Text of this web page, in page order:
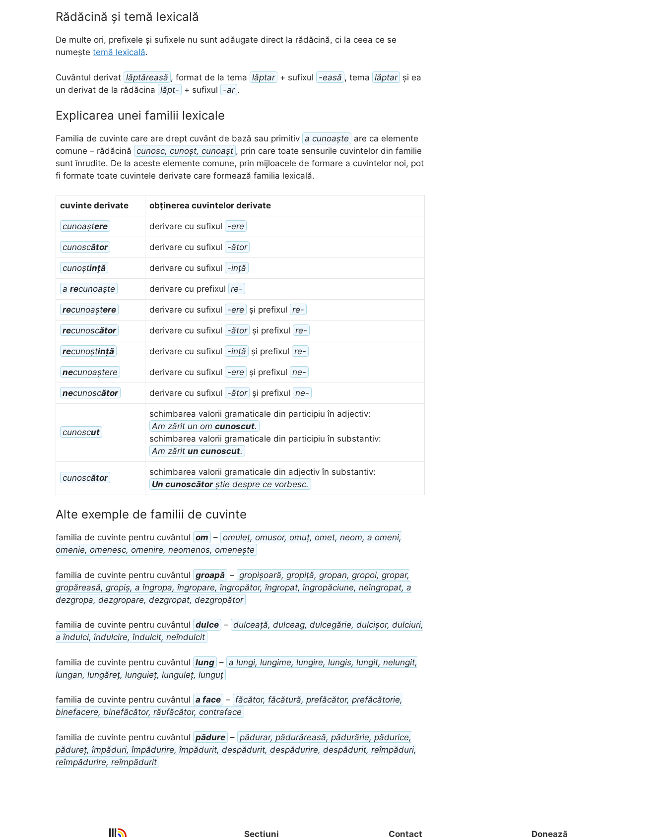
Rădăcină și temă lexicală
De multe ori, prefixele și sufixele nu sunt adăugate direct la rădăcină, ci la ceea ce se
numește temă lexicală.
Cuvântul derivat lăptăreasă , format de la tema lăptar + sufixul -easă , tema lăptar și ea
un derivat de la rădăcina lăpt- + sufixul -ar .
Explicarea unei familii lexicale
Familia de cuvinte care are drept cuvânt de bază sau primitiv a cunoaște are ca elemente
comune – rădăcină cunosc, cunoșt, cunoașt , prin care toate sensurile cuvintelor din familie
sunt înrudite. De la aceste elemente comune, prin mijloacele de formare a cuvintelor noi, pot
fi formate toate cuvintele derivate care formează familia lexicală.
cuvinte derivate obținerea cuvintelor derivate
cunoaștere derivare cu sufixul -ere
cunoscător derivare cu sufixul -ător
cunoștință derivare cu sufixul -ință
a recunoaște derivare cu prefixul re-
recunoaștere derivare cu sufixul -ere și prefixul re-
recunoscător derivare cu sufixul -ător și prefixul re-
recunoștință derivare cu sufixul -ință și prefixul re-
necunoaștere derivare cu sufixul -ere și prefixul ne-
necunoscător derivare cu sufixul -ător și prefixul ne-
cunoscut
schimbarea valorii gramaticale din participiu în adjectiv:
Am zărit un om cunoscut.
schimbarea valorii gramaticale din participiu în substantiv:
Am zărit un cunoscut.
cunoscător
schimbarea valorii gramaticale din adjectiv în substantiv:
Un cunoscătorștie despre ce vorbesc.
Alte exemple de familii de cuvinte
familia de cuvinte pentru cuvântul om – omuleț, omusor, omuț, omet, neom, a omeni,
omenie, omenesc, omenire, neomenos, omenește
familia de cuvinte pentru cuvântul groapă – gropișoară, gropiță, gropan, gropoi, gropar,
gropăreasă, gropiș, a îngropa, îngropare, îngropător, îngropat, îngropăciune, neîngropat, a
dezgropa, dezgropare, dezgropat, dezgropător
familia de cuvinte pentru cuvântul dulce – dulceață, dulceag, dulcegărie, dulcișor, dulciuri,
a îndulci, îndulcire, îndulcit, neîndulcit
familia de cuvinte pentru cuvântul lung – a lungi, lungime, lungire, lungis, lungit, nelungit,
lungan, lungăreț, lunguieț, lunguleț, lunguț
familia de cuvinte pentru cuvântul a face – făcător, făcătură, prefăcător, prefăcătorie,
binefacere, binefăcător, răufăcător, contraface
familia de cuvinte pentru cuvântul pădure – pădurar, pădurăreasă, pădurărie, pădurice,
pădureț, împăduri, împădurire, împădurit, despădurit, despădurire, despădurit, reîmpăduri,
reîmpădurire, reîmpădurit
Secțiuni Contact Donează